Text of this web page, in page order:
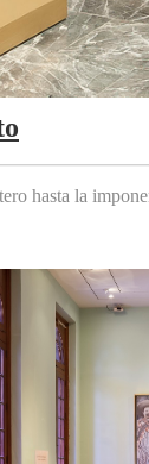
hasta la